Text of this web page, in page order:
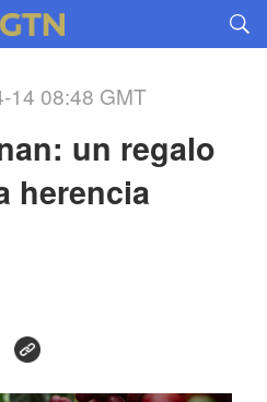
14 08:48 GMT
un regalo
herencia